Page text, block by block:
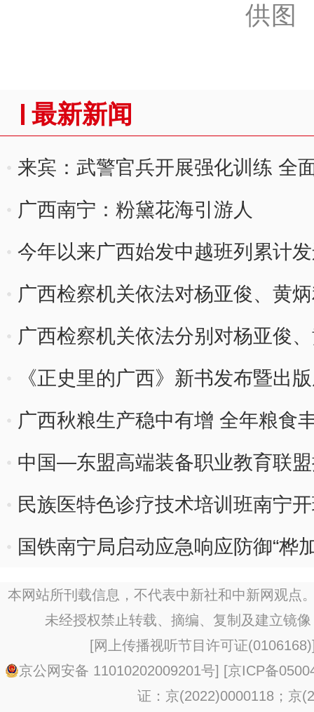
供图
最新新闻
来宾：武警官兵开展强化训练 全
广西南宁：粉黛花海引游人
今年以来广西始发中越班列累计
广西检察机关依法对杨亚俊、黄
广西检察机关依法分别对杨亚俊
《正史里的广西》新书发布暨出
广西秋粮生产稳中有增 全年粮食
中国—东盟高端装备职业教育联
民族医特色诊疗技术培训班南宁
国铁南宁局启动应急响应防御“桦
本网站所刊载信息，不代表中新社和中新网观点
未经授权禁止转载、摘编、复制及建立镜
[网上传播视听节目许可证(0106168)
京公网安备 11010202009201号] [京ICP备
证：京(2022)0000118；京